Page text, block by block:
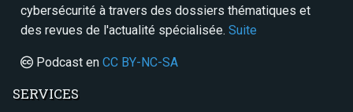
cybersécurité à travers des dossiers thématiques et
des revues de l'actualité spécialisée. Suite
Podcast en CC BY-NC-SA
SERVICES